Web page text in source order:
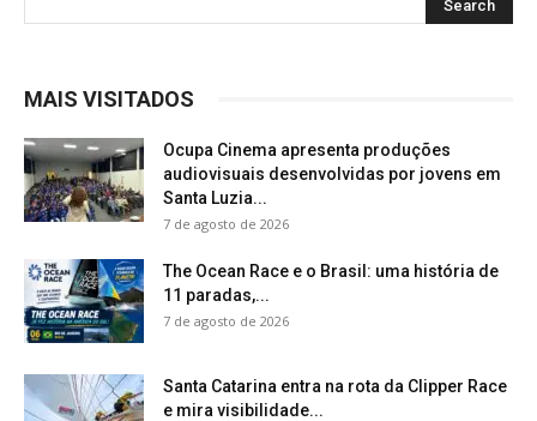
MAIS VISITADOS
Ocupa Cinema apresenta produções
audiovisuais desenvolvidas por jovens em
Santa Luzia...
7 de agosto de 2026
The Ocean Race e o Brasil: uma história de
11 paradas,...
7 de agosto de 2026
Santa Catarina entra na rota da Clipper Race
e mira visibilidade...